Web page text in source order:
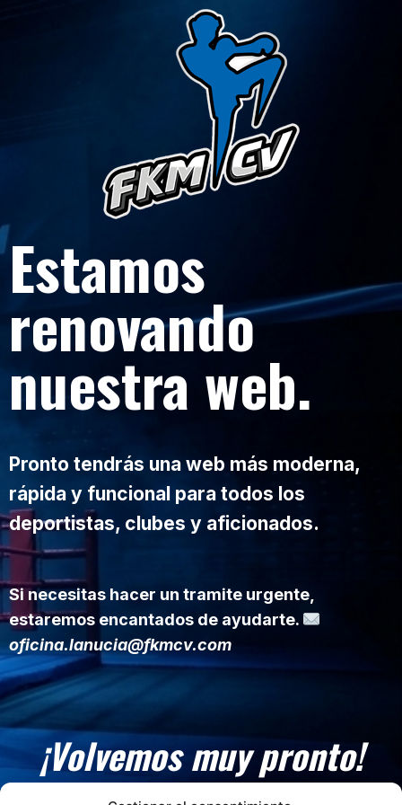
Estamos
renovando
nuestra web.
Pronto tendrás una web más moderna,
rápida y funcional para todos los
deportistas, clubes y aficionados.
Si necesitas hacer un tramite urgente,
estaremos encantados de ayudarte.
oficina.lanucia@fkmcv.com
¡Volvemos muy pronto!